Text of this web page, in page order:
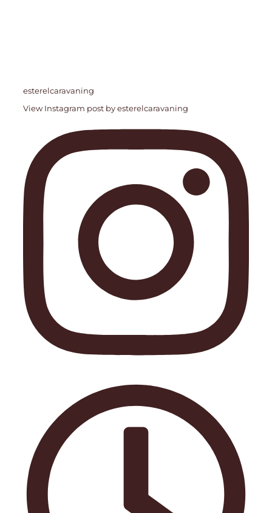
esterelcaravaning
View Instagram post by esterelcaravaning